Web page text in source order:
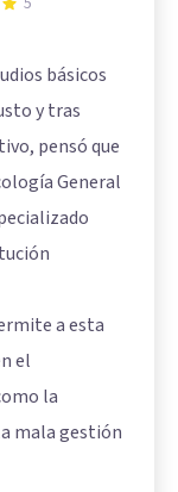
básicos
y tras
pensó que
General
a esta
el
la
mala gestión